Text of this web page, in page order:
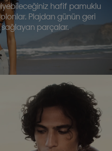
hafif pamuklu
Plajdan günün geri
parçalar.